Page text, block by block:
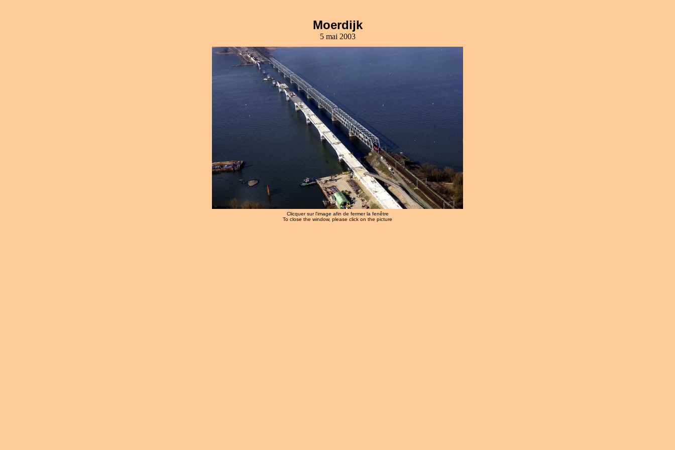
Moerdijk
5 mai 2003
Clicquer sur l'image afin de fermer la fenêtre
To close the window, please click on the picture